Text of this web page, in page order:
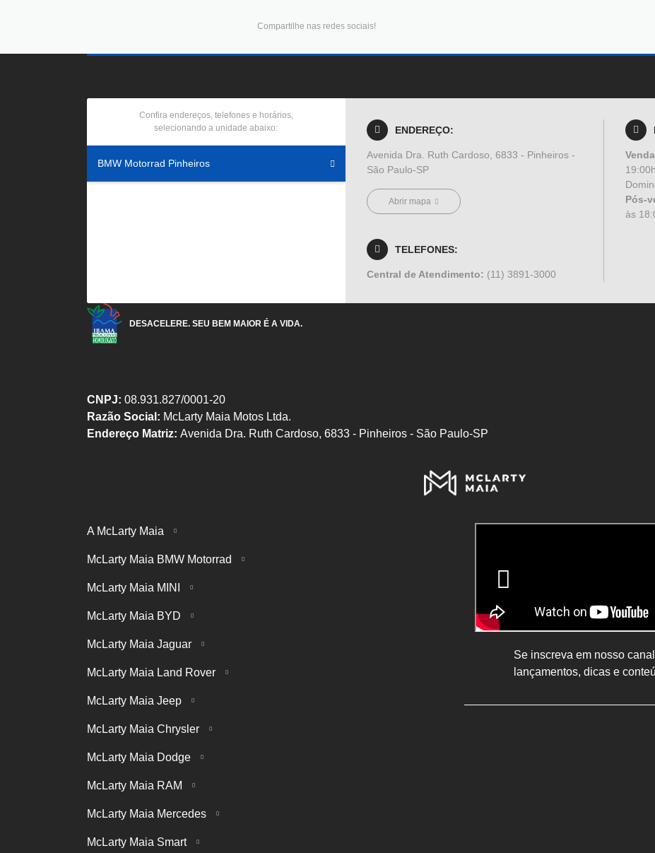
Compartilhe nas redes sociais!
Confira endereços, telefones e horários,
selecionando a unidade abaixo:
BMW Motorrad Pinheiros
ENDEREÇO:
Avenida Dra. Ruth Cardoso, 6833 - Pinheiros -
São Paulo-SP
Abrir mapa
TELEFONES:
Central de Atendimento: (11) 3891-3000
Pós-
às
DESACELERE. SEU BEM MAIOR É A VIDA.
CNPJ: 08.931.827/0001-20
Razão Social: McLarty Maia Motos Ltda.
Endereço Matriz: Avenida Dra. Ruth Cardoso, 6833 - Pinheiros - São Paulo-SP
A McLarty Maia
McLarty Maia BMW Motorrad
McLarty Maia MINI
McLarty Maia BYD
McLarty Maia Jaguar
McLarty Maia Land Rover
McLarty Maia Jeep
McLarty Maia Chrysler
McLarty Maia Dodge
McLarty Maia RAM
McLarty Maia Mercedes
McLarty Maia Smart
Se inscreva em nosso
lançamentos, dicas e